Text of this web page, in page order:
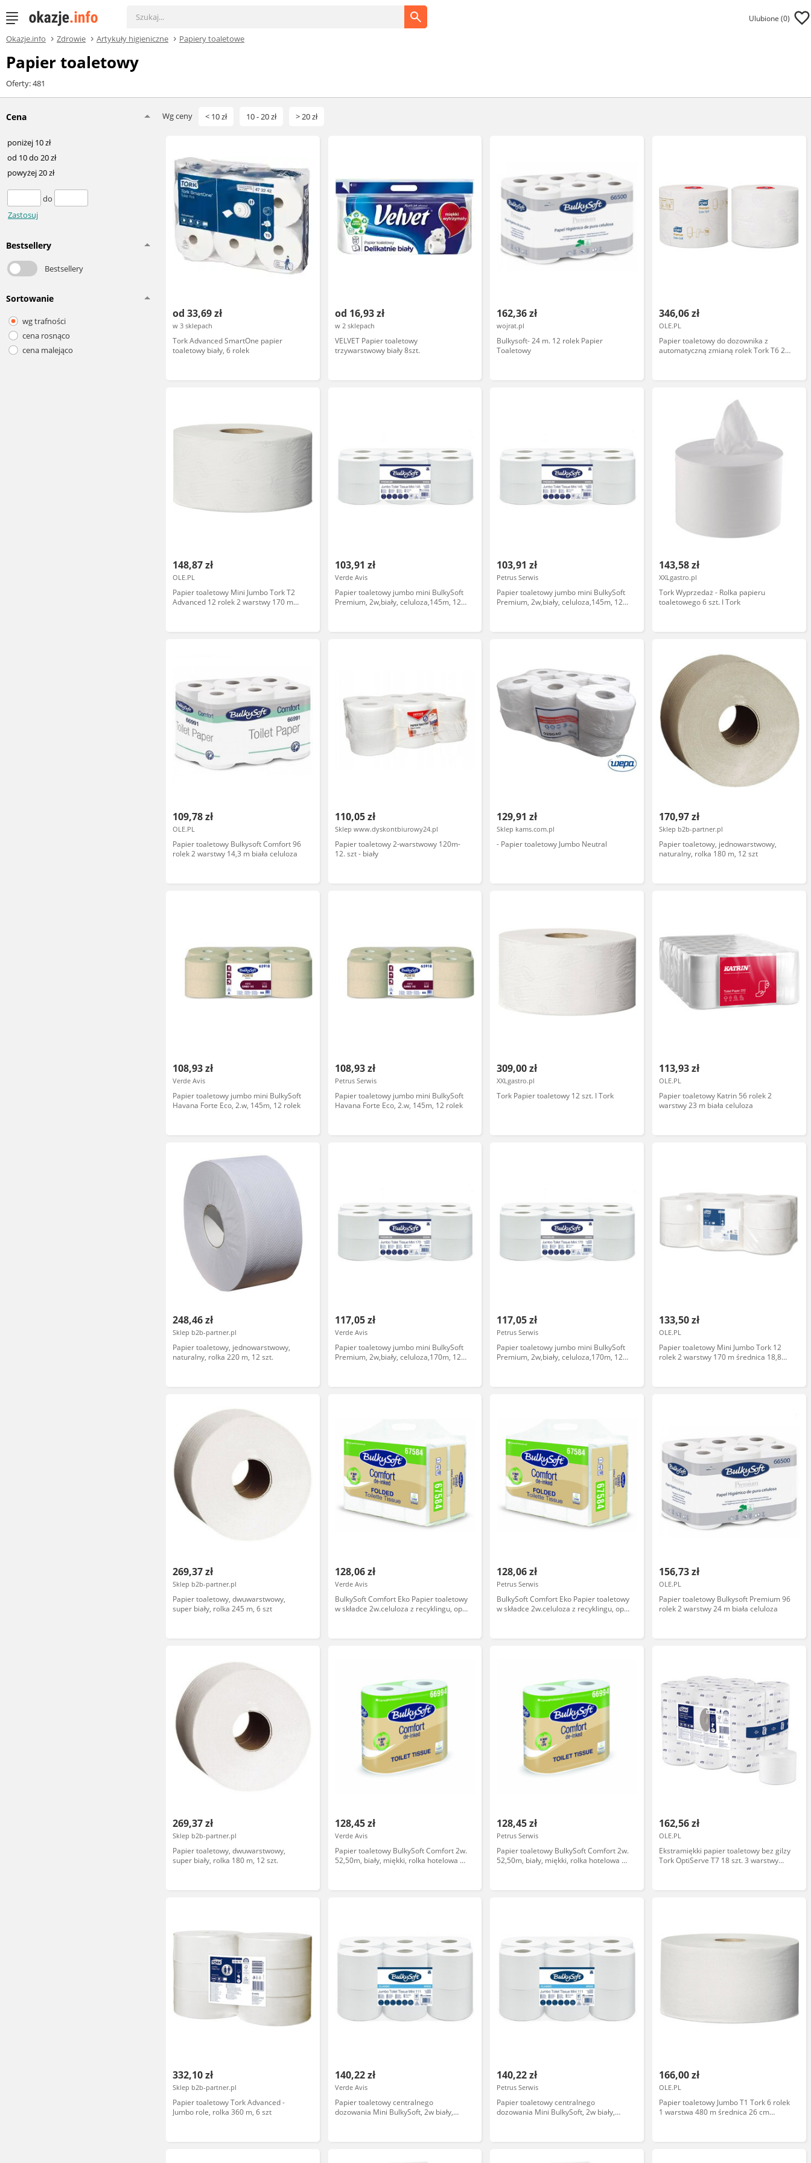
Ulubione (0)
Okazje.info Zdrowie Artykuły higieniczne Papiery toaletowe
Papier toaletowy
Oferty: 481
Cena
poniżej 10 zł
od 10 do 20 zł
powyżej 20 zł
do
Zastosuj
Bestsellery
Bestsellery
Sortowanie
wg trafności
cena rosnąco
cena malejąco
Wg ceny < 10 zł 10 - 20 zł > 20 zł
od 33,69 zł
w 3 sklepach
Tork Advanced SmartOne papier
toaletowy biały, 6 rolek
od 16,93 zł
w 2 sklepach
VELVET Papier toaletowy
trzywarstwowy biały 8szt.
162,36 zł
wojrat.pl
Bulkysoft- 24 m. 12 rolek Papier
Toaletowy
346,06 zł
OLE.PL
Papier toaletowy do dozownika z
automatyczną zmianą rolek Tork T6 27
148,87 zł
OLE.PL
Papier toaletowy Mini Jumbo Tork T2
Advanced 12 rolek 2 warstwy 170 m
103,91 zł
Verde Avis
Papier toaletowy jumbo mini BulkySoft
Premium, 2w,biały, celuloza,145m, 12
103,91 zł
Petrus Serwis
Papier toaletowy jumbo mini BulkySoft
Premium, 2w,biały, celuloza,145m, 12
143,58 zł
XXLgastro.pl
Tork Wyprzedaż - Rolka papieru
toaletowego 6 szt. I Tork
109,78 zł
OLE.PL
Papier toaletowy Bulkysoft Comfort 96
rolek 2 warstwy 14,3 m biała celuloza
110,05 zł
Sklep www.dyskontbiurowy24.pl
Papier toaletowy 2-warstwowy 120m-
12. szt - biały
129,91 zł
Sklep kams.com.pl
- Papier toaletowy Jumbo Neutral
170,97 zł
Sklep b2b-partner.pl
Papier toaletowy, jednowarstwowy,
naturalny, rolka 180 m, 12 szt
108,93 zł
Verde Avis
Papier toaletowy jumbo mini BulkySoft
Havana Forte Eco, 2.w, 145m, 12 rolek
108,93 zł
Petrus Serwis
Papier toaletowy jumbo mini BulkySoft
Havana Forte Eco, 2.w, 145m, 12 rolek
309,00 zł
XXLgastro.pl
Tork Papier toaletowy 12 szt. I Tork
113,93 zł
OLE.PL
Papier toaletowy Katrin 56 rolek 2
warstwy 23 m biała celuloza
248,46 zł
Sklep b2b-partner.pl
Papier toaletowy, jednowarstwowy,
naturalny, rolka 220 m, 12 szt.
117,05 zł
Verde Avis
Papier toaletowy jumbo mini BulkySoft
Premium, 2w,biały, celuloza,170m, 12
117,05 zł
Petrus Serwis
Papier toaletowy jumbo mini BulkySoft
Premium, 2w,biały, celuloza,170m, 12
133,50 zł
OLE.PL
Papier toaletowy Mini Jumbo Tork 12
rolek 2 warstwy 170 m średnica 18,8
269,37 zł
Sklep b2b-partner.pl
Papier toaletowy, dwuwarstwowy,
super biały, rolka 245 m, 6 szt
128,06 zł
Verde Avis
BulkySoft Comfort Eko Papier toaletowy
w składce 2w.celuloza z recyklingu, op.
128,06 zł
Petrus Serwis
BulkySoft Comfort Eko Papier toaletowy
w składce 2w.celuloza z recyklingu, op.
156,73 zł
OLE.PL
Papier toaletowy Bulkysoft Premium 96
rolek 2 warstwy 24 m biała celuloza
269,37 zł
Sklep b2b-partner.pl
Papier toaletowy, dwuwarstwowy,
super biały, rolka 180 m, 12 szt.
128,45 zł
Verde Avis
Papier toaletowy BulkySoft Comfort 2w.
52,50m, biały, miękki, rolka hotelowa 40
128,45 zł
Petrus Serwis
Papier toaletowy BulkySoft Comfort 2w.
52,50m, biały, miękki, rolka hotelowa 40
162,56 zł
OLE.PL
Ekstramiękki papier toaletowy bez gilzy
Tork OptiServe T7 18 szt. 3 warstwy
332,10 zł
Sklep b2b-partner.pl
Papier toaletowy Tork Advanced -
Jumbo role, rolka 360 m, 6 szt
140,22 zł
Verde Avis
Papier toaletowy centralnego
dozowania Mini BulkySoft, 2w biały,
140,22 zł
Petrus Serwis
Papier toaletowy centralnego
dozowania Mini BulkySoft, 2w biały,
166,00 zł
OLE.PL
Papier toaletowy Jumbo T1 Tork 6 rolek
1 warstwa 480 m średnica 26 cm